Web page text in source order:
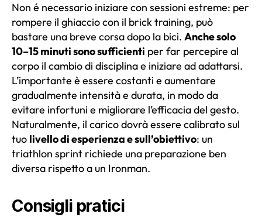
Non é necessario iniziare con sessioni estreme: per
rompere il ghiaccio con il brick training, può
bastare una breve corsa dopo la bici. Anche solo
10–15 minuti sono sufficienti per far percepire al
corpo il cambio di disciplina e iniziare ad adattarsi.
L’importante è essere costanti e aumentare
gradualmente intensità e durata, in modo da
evitare infortuni e migliorare l’efficacia del gesto.
Naturalmente, il carico dovrà essere calibrato sul
tuo livello di esperienza e sull’obiettivo: un
triathlon sprint richiede una preparazione ben
diversa rispetto a un Ironman.
Consigli pratici